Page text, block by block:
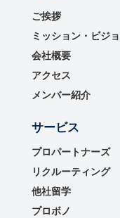
ご挨拶
ミッション・ビジ
会社概要
アクセス
メンバー紹介
サービス
プロパートナーズ
リクルーティング
他社留学
プロボノ